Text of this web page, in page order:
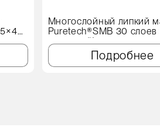
Многослойный липкий
Puretech®SMB 30 слоев
см, синий)
Подробнее